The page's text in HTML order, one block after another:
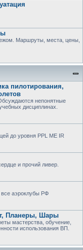
Маршруты, места, цены,
пилотирования,
непонятные
дисциплинах.
до уровня PPL ME IR
и прочий ливер.
аэроклубы РФ
Планеры, Шары
мастерства, обучение,
использования ВП.